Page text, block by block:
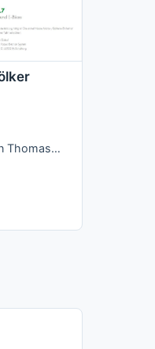
La Bici – El Paraiso ist ein kleiner, von Thomas Völker persönlich geführter Radverleih in Llucmajor mit Fokus auf Focus-Räder (Rennrad, …